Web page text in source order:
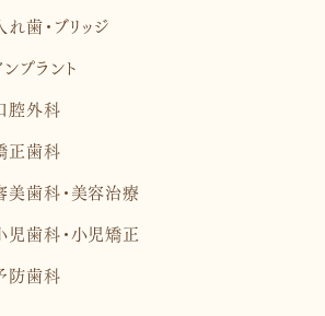
れ歯・ブリッジ
ンプラント
腔外科
正歯科
美歯科・美容治療
児歯科・小児矯正
防歯科